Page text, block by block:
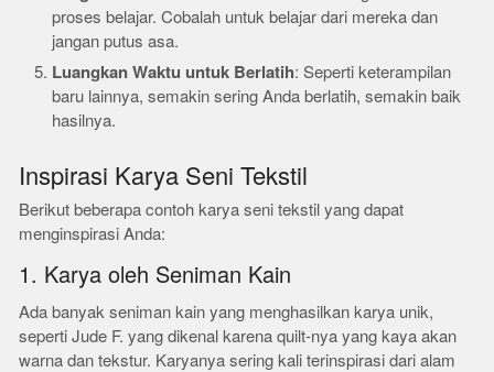
proses belajar. Cobalah untuk belajar dari mereka dan
jangan putus asa.
Luangkan Waktu untuk Berlatih: Seperti keterampilan
baru lainnya, semakin sering Anda berlatih, semakin baik
hasilnya.
Inspirasi Karya Seni Tekstil
Berikut beberapa contoh karya seni tekstil yang dapat
menginspirasi Anda:
1. Karya oleh Seniman Kain
Ada banyak seniman kain yang menghasilkan karya unik,
seperti Jude F. yang dikenal karena quilt-nya yang kaya akan
warna dan tekstur. Karyanya sering kali terinspirasi dari alam